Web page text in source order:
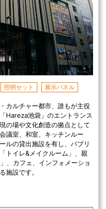
照明セット 展示パネル
カルチャー都市、誰もが主役
Hareza池袋」のエントランス
の場や文化創造の拠点として
議室、和室、キッチンルー
ルの貸出施設を有し、パブリ
トイレ&メイクルーム」、親
、カフェ、インフォメーショ
施設です。